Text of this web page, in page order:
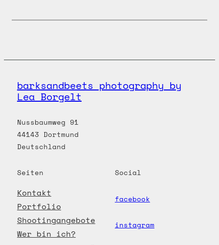
barksandbeets photography by
Lea Borgelt
Nussbaumweg 91
44143 Dortmund
Deutschland
Seiten
Kontakt
Portfolio
Shootingangebote
Wer bin ich?
Social
facebook
instagram